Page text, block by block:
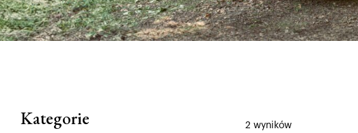
Kategorie 2 wyników